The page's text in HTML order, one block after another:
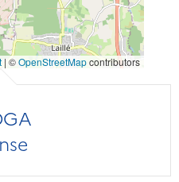
| ©OpenStreetMapcontributors